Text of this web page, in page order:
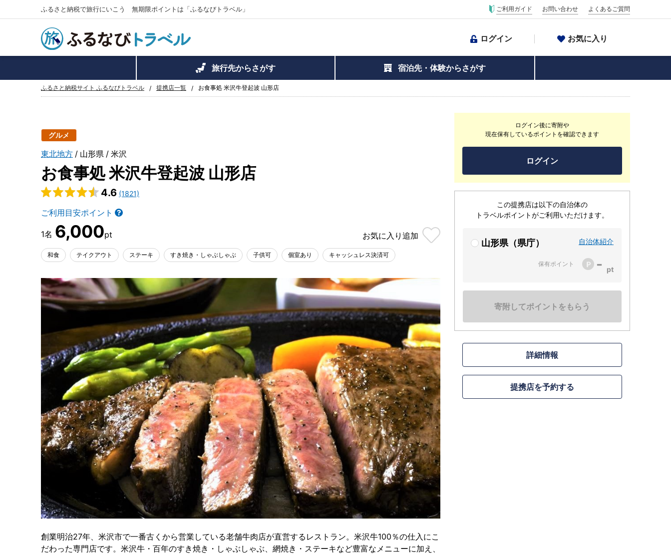
ふるさと納税で旅行にいこう 無期限ポイントは「ふるなびトラベル」 ご利用ガイド お問い合わせ よくあるご質問
ログイン お気に入り
旅行先からさがす 宿泊先・体験からさがす
ふるさと納税サイト ふるなびトラベル 提携店一覧 お食事処 米沢牛登起波 山形店
グルメ
東北地方 山形県 米沢
お食事処 米沢牛登起波 山形店
4.6 (1821)
ご利用目安ポイント
6,000 お気に入り 追加
和食 テイクアウト ステーキ すき焼き・しゃぶしゃぶ 子供可 個室あり キャッシュレス決済可
ログイン後に寄附や
現在保有しているポイントを確認できます
ログイン
この提携店は以下の自治体の
トラベルポイントがご利用いただけます。
山形県（県庁） 自治体紹介
保有ポイント -
寄附してポイントをもらう
詳細情報
提携店を予約する
創業明治27年、米沢市で一番古くから営業している老舗牛肉店が直営するレストラン。米沢牛100％の仕入にこ
だわった専門店です。米沢牛・百年のすき焼き・しゃぶしゃぶ、網焼き・ステーキなど豊富なメニューに加え、